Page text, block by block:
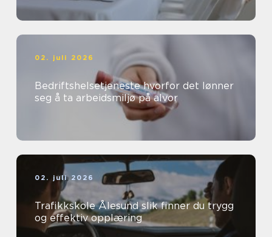
02. juli 2026
Bedriftshelsetjeneste hvorfor det lønner
seg å ta arbeidsmiljø på alvor
02. juli 2026
Trafikkskole Ålesund slik finner du trygg
og effektiv opplæring